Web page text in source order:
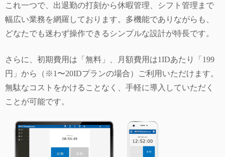
これ一つで、出退勤の打刻から休暇管理、シフト管理まで
幅広い業務を網羅しております。多機能でありながらも、
どなたでも迷わず操作できるシンプルな設計が特長です。
さらに、初期費用は「無料」、月額費用は1IDあたり「199
円」から（※1〜20IDプランの場合）ご利用いただけます。
無駄なコストをかけることなく、手軽に導入していただく
ことが可能です。